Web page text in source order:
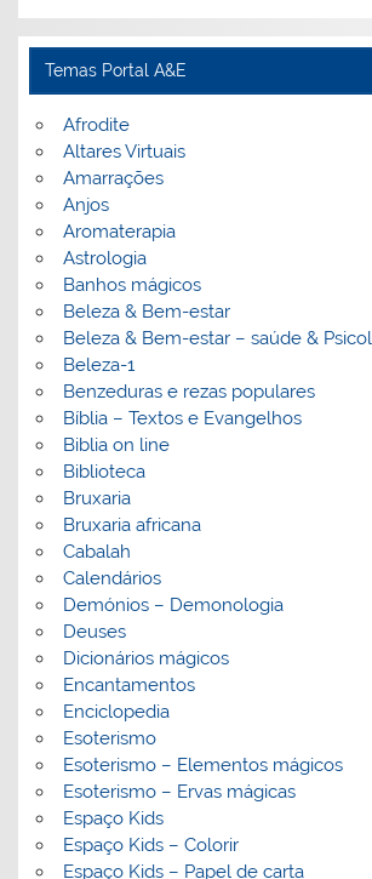
Temas Portal A&E
Afrodite
Altares Virtuais
Amarrações
Anjos
Aromaterapia
Astrologia
Banhos mágicos
Beleza & Bem-estar
Beleza & Bem-estar – saúde &
Beleza-1
Benzeduras e rezas populares
Bíblia – Textos e Evangelhos
Biblia on line
Biblioteca
Bruxaria
Bruxaria africana
Cabalah
Calendários
Demónios – Demonologia
Deuses
Dicionários mágicos
Encantamentos
Enciclopedia
Esoterismo
Esoterismo – Elementos mágicos
Esoterismo – Ervas mágicas
Espaço Kids
Espaço Kids – Colorir
Espaço Kids – Papel de carta